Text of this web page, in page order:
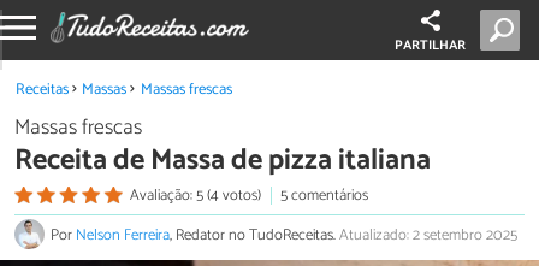
PARTILHAR
Receitas Massas Massas frescas
Massas frescas
Receita de Massa de pizza italiana
Avaliação: 5 (4 votos)
5 comentários
PorNelson Ferreira, Redator no TudoReceitas.Atualizado: 2 setembro 2025